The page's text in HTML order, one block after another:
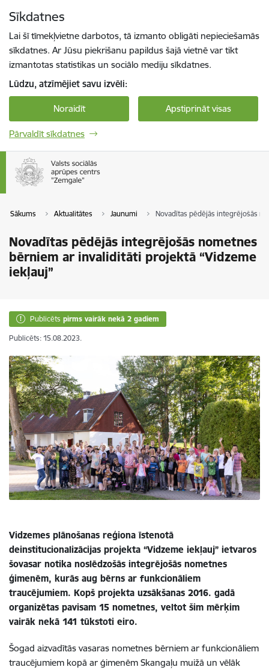
Sīkdatnes
Lai šī tīmekļvietne darbotos, tā izmanto obligāti nepieciešamās
sīkdatnes. Ar Jūsu piekrišanu papildus šajā vietnē var tikt
izmantotas statistikas un sociālo mediju sīkdatnes.
Lūdzu, atzīmējiet savu izvēli:
Noraidīt Apstiprināt visas
Pārvaldīt sīkdatnes
Sākums Aktualitātes Jaunumi Novadītas pēdējās integrējošās
Novadītas pēdējās integrējošās nometnes
bērniem ar invaliditāti projektā “Vidzeme
iekļauj”
Publicēts pirms vairāk nekā 2 gadiem
Publicēts: 15.08.2023.
Vidzemes plānošanas reģiona īstenotā
deinstitucionalizācijas projekta “Vidzeme iekļauj” ietvaros
šovasar notika noslēdzošās integrējošās nometnes
ģimenēm, kurās aug bērns ar funkcionāliem
traucējumiem. Kopš projekta uzsākšanas 2016. gadā
organizētas pavisam 15 nometnes, veltot šim mērķim
vairāk nekā 141 tūkstoti eiro.
Šogad aizvadītās vasaras nometnes bērniem ar funkcionāliem
traucējumiem kopā ar ģimenēm Skangaļu muižā un vēlāk